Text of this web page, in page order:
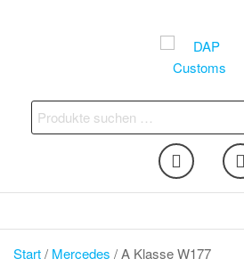
DAP Customs
mehr
Suchen
nach:
Start/ Mercedes / A Klasse W177